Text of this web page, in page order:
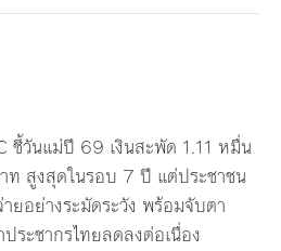
ชี้วันแม่ปี 69 เงินสะพัด 1.11 หมื่น
ท สูงสุดในรอบ 7 ปี แต่ประชาชน
ายอย่างระมัดระวัง พร้อมจับตา
ระชากรไทยลดลงต่อเนื่อง